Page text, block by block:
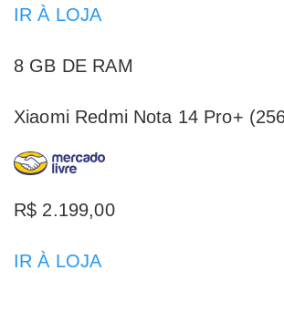
IR À LOJA
8 GB DE RAM
Xiaomi Redmi Nota 14 Pro+
R$ 2.199,00
IR À LOJA